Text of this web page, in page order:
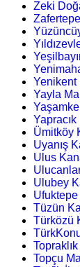
Zeki
Yenikent
Yayla
Ümitköy
Uyanış
Ulus
Ulubey
Tüzün
Türközü
Topçu